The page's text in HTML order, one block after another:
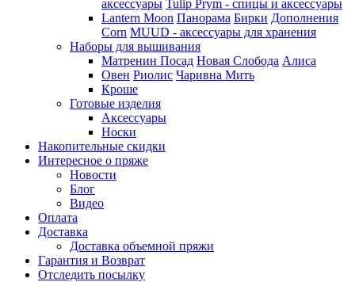
аксессуары Tulip Prym - спицы и аксессуары
Lantern Moon Панорама Бирки Дополнения
Corn MUUD - аксессуары для хранения
Наборы для вышивания
Матренин Посад Новая Слобода Алиса
Овен Риолис Чаривна Мить
Кроше
Готовые изделия
Аксессуары
Носки
Накопительные скидки
Интересное о пряже
Новости
Блог
Видео
Оплата
Доставка
Доставка объемной пряжи
Гарантия и Возврат
Отследить посылку